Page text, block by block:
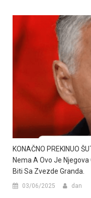
KONAČNO PREKINUO
Nema A Ovo Je Njegova
Biti Sa Zvezde Granda.
03/06/2025 dan